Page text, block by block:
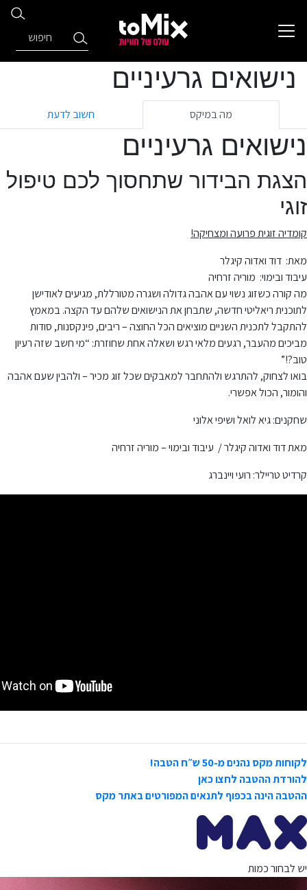
נישואים גרעיניים
מה במיקס חשוב לדעת
נישואים גרעיניים
הצגת הבידור שתחסוך לכם טיפול
זוגי
קומדיה זוגית פרועה ומצחיקה!
מאת: דוד ואדוה קיגלר
עיבוד ובימוי: מוריה זרחיה
מה קורה כשזוג נשוי עם אהבה גדולה ושגרה מטורללת, מגיעים לאודישן
לתוכנית ריאליטי חדשה, שתבחן את הנישואים שלהם עד הקצה. במאמץ
להתקבל לתכנית השניים מוציאים הכל החוצה – ריבים, פינקסנות, סודות
מביכים מהעבר, רגעים מלאי רגש ושאלה אחת שחוזרת: “מי חשב שזה רעיון
טוב?!”
בואו לצחוק, להתרגש ולהתחבר למאבקים שכל זוג מכיר – ולהבין שעם אהבה
והומור, הכול אפשרי.
שחקנים: גיא לואל ושיפי אלוני
מאת דוד ואדוה קיגלר / עיבוד ובימוי – מוריה זרחיה
קרדיט טריילר: רועי ויינברג
לקוחות מקס נהנים מ-50 ש״ח הטבה!
להורדת ההטבה לחצו כאן
ההטבה הינה בכפוף לתנאים המפורטים באתר מקס
יש לבחור כמות